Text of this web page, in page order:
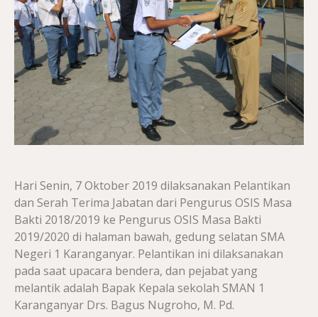
Hari Senin, 7 Oktober 2019 dilaksanakan Pelantikan
dan Serah Terima Jabatan dari Pengurus OSIS Masa
Bakti 2018/2019 ke Pengurus OSIS Masa Bakti
2019/2020 di halaman bawah, gedung selatan SMA
Negeri 1 Karanganyar. Pelantikan ini dilaksanakan
pada saat upacara bendera, dan pejabat yang
melantik adalah Bapak Kepala sekolah SMAN 1
Karanganyar Drs. Bagus Nugroho, M. Pd.